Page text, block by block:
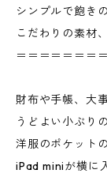
シンプルで飽き
こだわりの素材
＝＝＝＝＝＝＝
財布や手帳、大
うどよい小ぶり
洋服のポケット
iPad miniが横に